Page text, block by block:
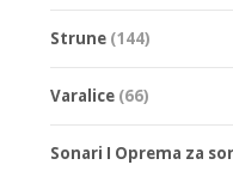
Strune (144)
Varalice (66)
Sonari I Oprema za